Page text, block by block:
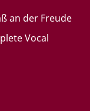
an der Freude
Vocal